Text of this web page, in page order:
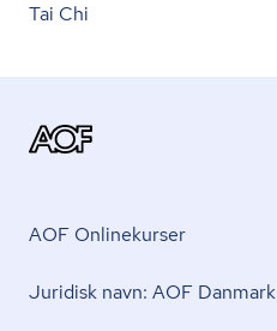
Tai Chi
AOF Onlinekurser
Juridisk navn: AOF Danmark